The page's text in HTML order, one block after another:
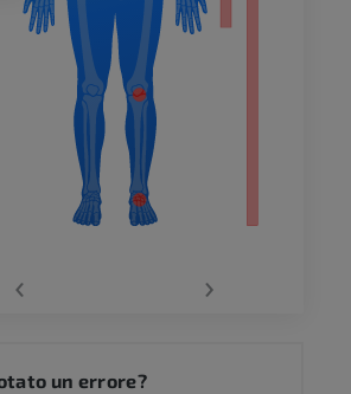
‹ ›
un errore?